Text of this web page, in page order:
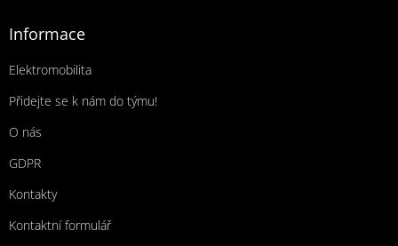
Informace
Elektromobilita
Přidejte se k nám do týmu!
O nás
GDPR
Kontakty
Kontaktní formulář